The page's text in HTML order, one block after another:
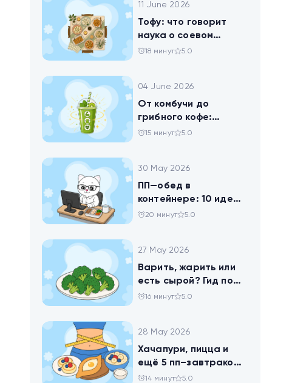
11 June 2026
Тофу: что говорит
наука о соевом
твороге, который
18 минут 5.0
04 June 2026
От комбучи до
грибного кофе:
разбираемся в
15 минут 5.0
30 May 2026
ПП—обед в
контейнере: 10 идей
для офисников,
20 минут 5.0
27 May 2026
Варить, жарить или
есть сырой? Гид по
брокколи
16 минут 5.0
28 May 2026
Хачапури, пицца и
ещё 5 пп–завтраков,
чтобы набрать
14 минут 5.0